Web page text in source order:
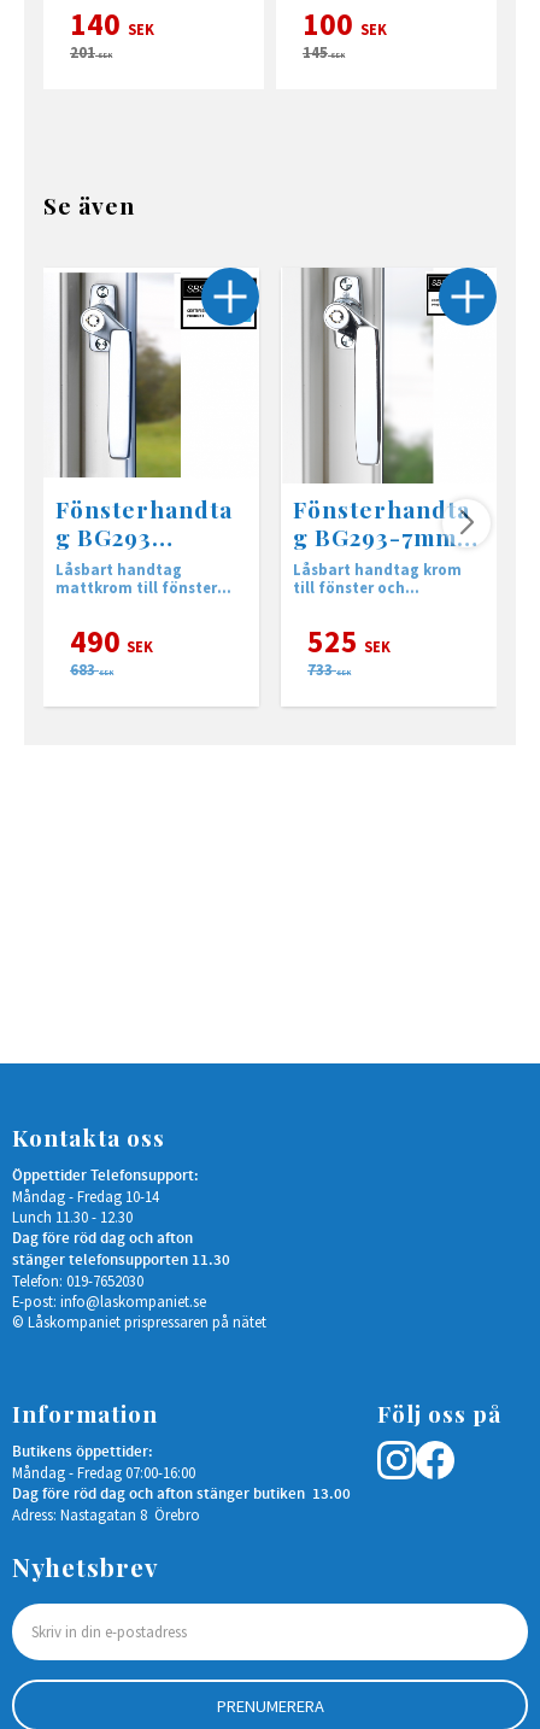
140 SEK
201SEK
100 SEK
145SEK
Se även
Fönsterhandta
g BG293
Låsbart MKR
Låsbart handtag
mattkrom till fönster
490 SEK
683 SEK
Fönsterhandta
g BG293-7mm
Låsbart krom
Låsbart handtag krom
till fönster och
525 SEK
733 SEK
Kontakta oss
Öppettider Telefonsupport:
Måndag - Fredag 10-14
Lunch 11.30 - 12.30
Dag före röd dag och afton
stänger telefonsupporten 11.30
Telefon: 019-7652030
E-post: info@laskompaniet.se
© Låskompaniet prispressaren på nätet
Information
Butikens öppettider:
Måndag - Fredag 07:00-16:00
Dag före röd dag och afton stänger butiken 13.00
Adress: Nastagatan 8 Örebro
Följ oss på
Nyhetsbrev
PRENUMERERA